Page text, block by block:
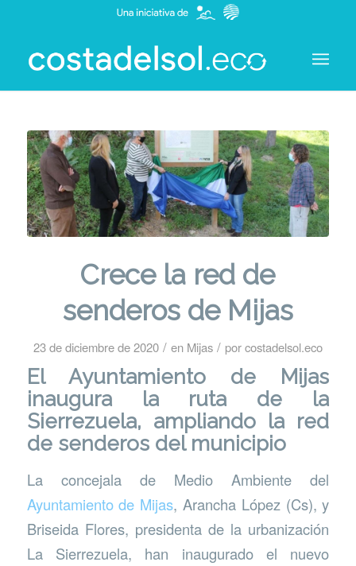
Crece la red de
senderos de Mijas
23 de diciembre de 2020 / en Mijas / porcostadelsol.eco
El Ayuntamiento de Mijas
inaugura la ruta de la
Sierrezuela, ampliando la red
de senderos del municipio
La concejala de Medio Ambiente del
Ayuntamiento de Mijas, Arancha López (Cs), y
Briseida Flores, presidenta de la urbanización
La Sierrezuela, han inaugurado el nuevo